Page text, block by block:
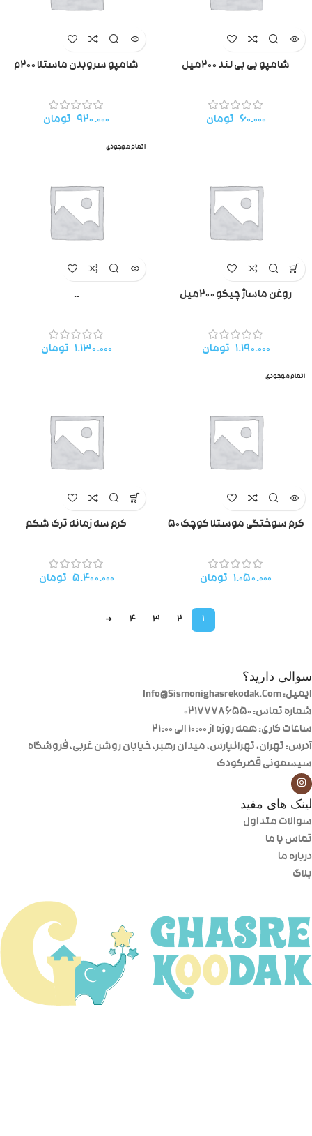
شامپو بی بی لند ۲۰۰میل
۶۰.۰۰۰ تومان
شامپو سروبدن ماستلا ۲۰۰م
۹۲۰.۰۰۰ تومان
روغن ماساژ چیکو ۲۰۰میل
۱.۱۹۰.۰۰۰ تومان
اتمام موجودی
..
۱.۱۳۰.۰۰۰ تومان
اتمام موجودی
کرم سوختگی موستلا کوچک۵۰
۱.۰۵۰.۰۰۰ تومان
کرم سه زمانه ترک شکم
۵.۴۰۰.۰۰۰ تومان
1
2
3
4
→
سوالی دارید؟
ایمیل: Info@Sismonighasrekodak.Com
شماره تماس: 02177786550
ساعات کاری: همه روزه از ۱۰:۰۰ الی ۲۱:۰۰
آدرس: تهران، تهرانپارس، میدان رهبر، خیابان روشن غربی، فروشگاه
سیسمونی قصرکودک
لینک های مفید
سوالات متداول
تماس با ما
درباره ما
بلاگ